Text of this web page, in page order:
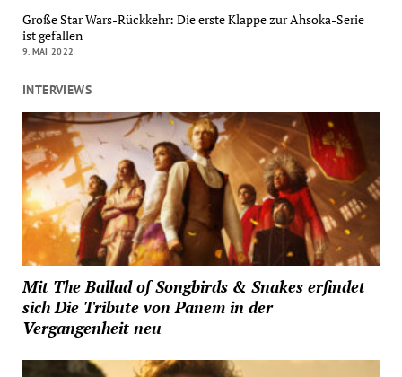
Große Star Wars-Rückkehr: Die erste Klappe zur Ahsoka-Serie
ist gefallen
9. MAI 2022
INTERVIEWS
Mit The Ballad of Songbirds & Snakes erfindet
sich Die Tribute von Panem in der
Vergangenheit neu